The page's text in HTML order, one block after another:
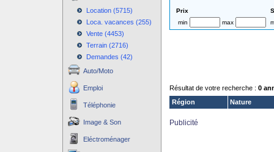
Location (5715)
Loca. vacances (255)
Vente (4453)
Terrain (2716)
Demandes (42)
Auto/Moto
Emploi
Téléphonie
Image & Son
Eléctroménager
Prix
min
max
Résultat de votre recherche : 0
Région
Nature
Publicité